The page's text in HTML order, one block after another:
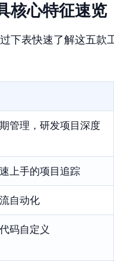
核心特征速览
下表快速了解这五款
管理，研发项目深度
上手的项目追踪
自动化
码自定义